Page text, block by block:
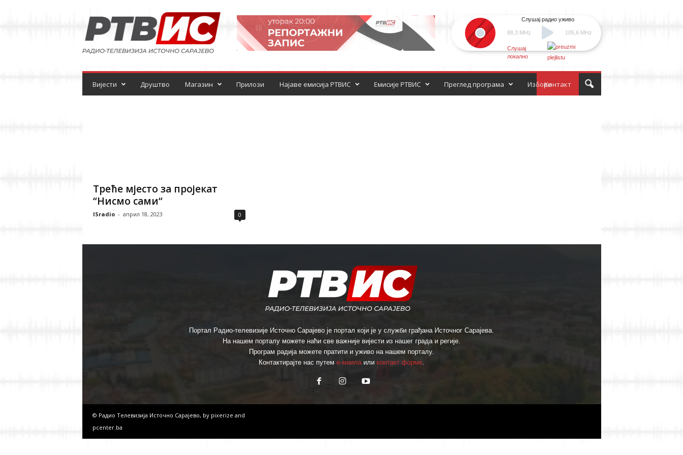
и
о
т
л
88,3 MHz
Слушај радио уживо
105,6 MHz
Слушај
локално
Вијести Друштво Магазин Прилози Најаве емисија РТВИС Емисије РТВИС Контакт
Преглед програма Избори
Треће мјесто за пројекат
“Нисмо сами“
ISradio - април 18, 2023 0
Портал Радио-телевизије Источно Сарајево је портал који је у служби грађана Источног Сарајева.
На нашем порталу можете наћи све важније вијести из нашег града и регије.
Програм радија можете пратити и уживо на нашем порталу.
Контактирајте нас путем е-маилаили контакт форме.
© Радио Телевизија Источно Сарајево, by pixerize and
pcenter.ba